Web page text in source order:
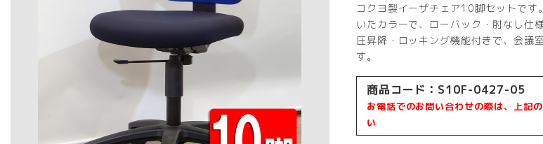
¥ 52,800
で
し
た。
は
¥ 49,800
で
す。
コクヨ製イーザチェア10脚セットです
いたカラーで、ローバック・肘なし仕
圧昇降・ロッキング機能付きで、会議
す。
商品コード：S10F-0427-05
お電話でのお問い合わせの際は、上記
い